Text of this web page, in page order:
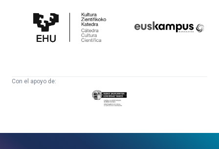
Cultura
Científica
Con el apoyo de:
Eusko
Jaurlaritza